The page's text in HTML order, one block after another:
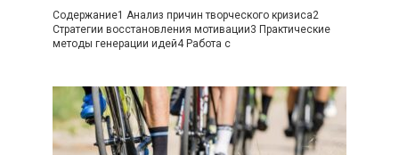
Содержание1 Анализ причин творческого кризиса2
Стратегии восстановления мотивации3 Практические
методы генерации идей4 Работа с